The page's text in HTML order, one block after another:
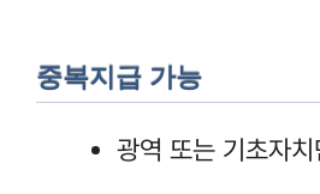
중복지급 가능
광역 또는 기초자